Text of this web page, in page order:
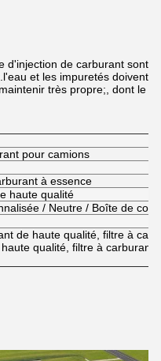
d'injection de carburant sont
et les impuretés doivent
très propre;, dont le
pour camions
à essence
haute qualité
/ Neutre / Boîte de
de haute qualité, filtre à
qualité, filtre à carburant